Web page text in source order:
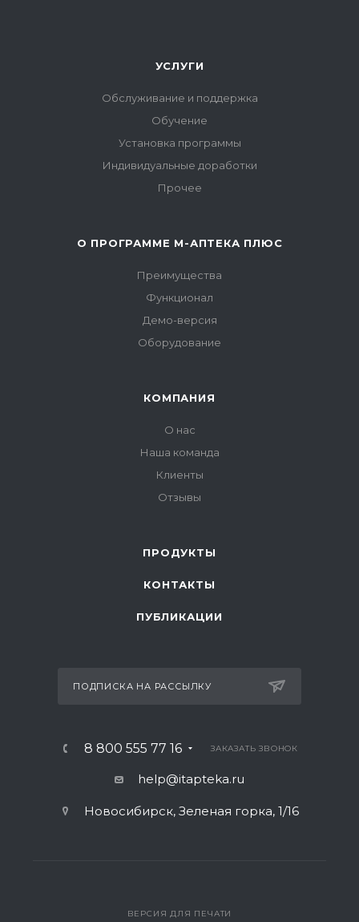
УСЛУГИ
Обслуживание и поддержка
Обучение
Установка программы
Индивидуальные доработки
Прочее
О ПРОГРАММЕ М-АПТЕКА ПЛЮС
Преимущества
Функционал
Демо-версия
Оборудование
КОМПАНИЯ
О нас
Наша команда
Клиенты
Отзывы
ПРОДУКТЫ
КОНТАКТЫ
ПУБЛИКАЦИИ
ПОДПИСКА НА РАССЫЛКУ
8 800 555 77 16 ЗАКАЗАТЬ ЗВОНОК
help@itapteka.ru
Новосибирск, Зеленая горка, 1/16
ВЕРСИЯ ДЛЯ ПЕЧАТИ